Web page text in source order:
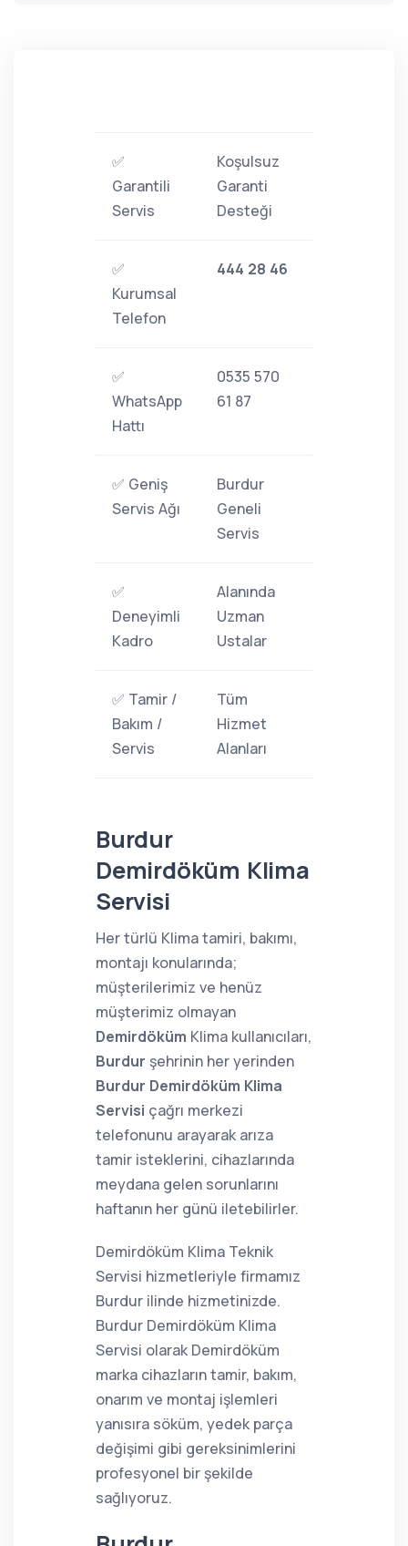
✅
Garantili
Servis
Koşulsuz
Garanti
Desteği
✅
Kurumsal
Telefon
444 28 46
✅
WhatsApp
Hattı
0535 570
61 87
✅ Geniş
Servis Ağı
Burdur
Geneli
Servis
✅
Deneyimli
Kadro
Alanında
Uzman
Ustalar
✅ Tamir /
Bakım /
Servis
Tüm
Hizmet
Alanları
Burdur
Demirdöküm Klima
Servisi
Her türlü Klima tamiri, bakımı,
montajı konularında;
müşterilerimiz ve henüz
müşterimiz olmayan
Demirdöküm Klima kullanıcıları,
Burdur şehrinin her yerinden
Burdur Demirdöküm Klima
Servisi çağrı merkezi
telefonunu arayarak arıza
tamir isteklerini, cihazlarında
meydana gelen sorunlarını
haftanın her günü iletebilirler.
Demirdöküm Klima Teknik
Servisi hizmetleriyle firmamız
Burdur ilinde hizmetinizde.
Burdur Demirdöküm Klima
Servisi olarak Demirdöküm
marka cihazların tamir, bakım,
onarım ve montaj işlemleri
yanısıra söküm, yedek parça
değişimi gibi gereksinimlerini
profesyonel bir şekilde
sağlıyoruz.